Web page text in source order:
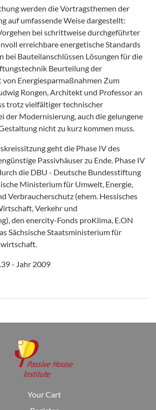
werden die Vortragsthemen der
auf umfassende Weise dargestellt:
bei schrittweise durchgeführter
erreichbare energetische Standards
bei Bauteilanschlüssen Lösungen für die
Beurteilung der
Energiesparmaßnahmen Zum
Rongen, Architekt und Professor an
trotz vielfältiger technischer
der Modernisierung, auch die gelungene
nicht zu kurz kommen muss.
geht die Phase IV des
Passivhäuser zu Ende. Phase IV
die DBU - Deutsche Bundesstiftung
Ministerium für Umwelt, Energie,
Verbraucherschutz (ehem. Hessisches
Verkehr und
den enercity-Fonds proKlima, E.ON
Sächsische Staatsministerium für
- Jahr 2009
Your Cart